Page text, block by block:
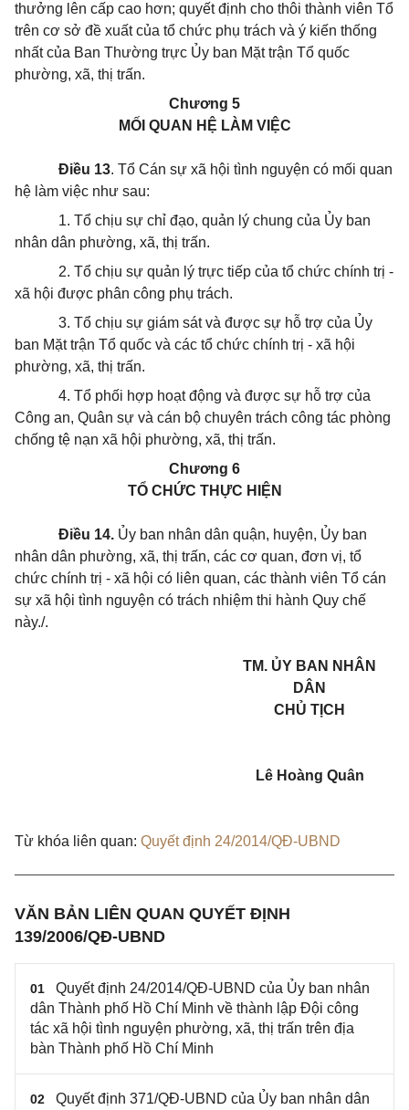
thưởng lên cấp cao hơn; quyết định cho thôi thành viên Tổ
trên cơ sở đề xuất của tổ chức phụ trách và ý kiến thống
nhất của Ban Thường trực Ủy ban Mặt trận Tổ quốc
phường, xã, thị trấn.
Chương 5
MỐI QUAN HỆ LÀM VIỆC
Điều 13. Tổ Cán sự xã hội tình nguyện có mối quan
hệ làm việc như sau:
1. Tổ chịu sự chỉ đạo, quản lý chung của Ủy ban
nhân dân phường, xã, thị trấn.
2. Tổ chịu sự quản lý trực tiếp của tổ chức chính trị -
xã hội được phân công phụ trách.
3. Tổ chịu sự giám sát và được sự hỗ trợ của Ủy
ban Mặt trận Tổ quốc và các tổ chức chính trị - xã hội
phường, xã, thị trấn.
4. Tổ phối hợp hoạt động và được sự hỗ trợ của
Công an, Quân sự và cán bộ chuyên trách công tác phòng
chống tệ nạn xã hội phường, xã, thị trấn.
Chương 6
TỔ CHỨC THỰC HIỆN
Điều 14. Ủy ban nhân dân quận, huyện, Ủy ban
nhân dân phường, xã, thị trấn, các cơ quan, đơn vị, tổ
chức chính trị - xã hội có liên quan, các thành viên Tổ cán
sự xã hội tình nguyện có trách nhiệm thi hành Quy chế
này./.
TM. ỦY BAN NHÂN
DÂN
CHỦ TỊCH
Lê Hoàng Quân
Từ khóa liên quan: Quyết định 24/2014/QĐ-UBND
VĂN BẢN LIÊN QUAN QUYẾT ĐỊNH
139/2006/QĐ-UBND
01
Quyết định 24/2014/QĐ-UBND của Ủy ban nhân
dân Thành phố Hồ Chí Minh về thành lập Đội công
tác xã hội tình nguyện phường, xã, thị trấn trên địa
bàn Thành phố Hồ Chí Minh
02
Quyết định 371/QĐ-UBND của Ủy ban nhân dân